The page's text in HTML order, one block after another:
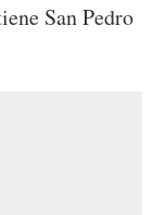
San Pedro